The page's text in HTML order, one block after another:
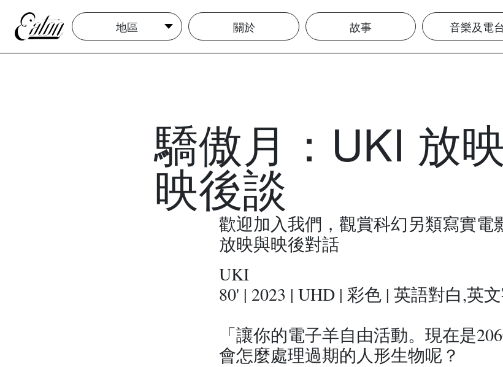
地區 關於 故事 音樂及電台
驕傲月：UKI 放
映後談
歡迎加入我們，觀賞科幻另類寫實電
放映與映後對話
UKI
80' | 2023 | UHD | 彩色 | 英語對白,英
「讓你的電子羊自由活動。現在是
會怎麼處理過期的人形生物呢？